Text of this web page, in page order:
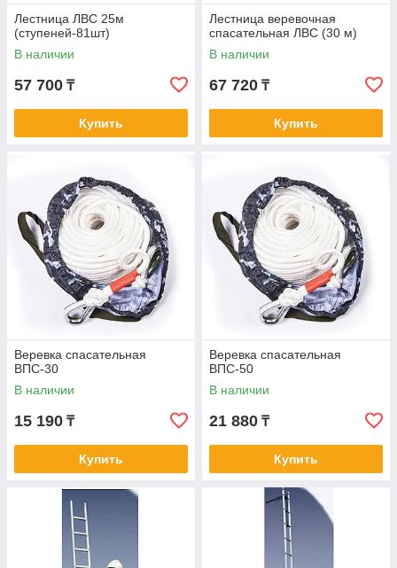
Лестница ЛВС 25м
(ступеней-81шт)
В наличии
57 700 ₸
Купить
Лестница веревочная
спасательная ЛВС (30 м)
В наличии
67 720 ₸
Купить
Веревка спасательная
ВПС-30
В наличии
15 190 ₸
Купить
Веревка спасательная
ВПС-50
В наличии
21 880 ₸
Купить